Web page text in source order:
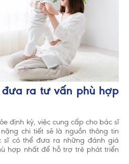
đưa ra tư vấn phù hợp
định kỳ, việc cung cấp cho bác sĩ
chi tiết sẽ là nguồn thông tin
sĩ có thể đưa ra những đánh giá
hợp nhất để hỗ trợ trẻ phát triển